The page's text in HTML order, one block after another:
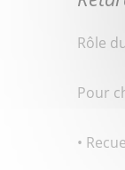
Rôle
Pour
•